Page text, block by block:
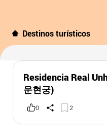
Destinos turísticos
Residencia Real
운현궁)
0 2